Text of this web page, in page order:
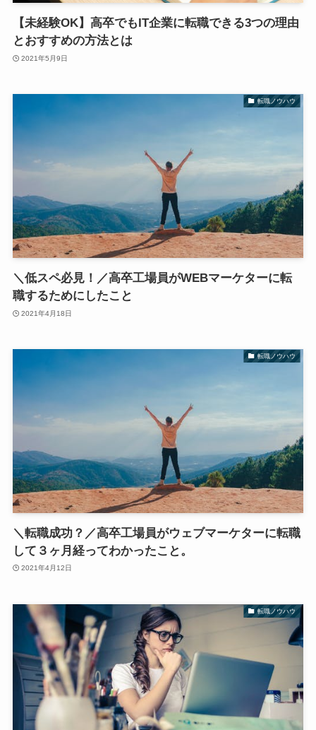
【未経験OK】高卒でもIT企業に転職できる3つの理由
とおすすめの方法とは
2021年5月9日
転職ノウハウ
＼低スペ必見！／高卒工場員がWEBマーケターに転
職するためにしたこと
2021年4月18日
転職ノウハウ
＼転職成功？／高卒工場員がウェブマーケターに転職
して３ヶ月経ってわかったこと。
2021年4月12日
転職ノウハウ